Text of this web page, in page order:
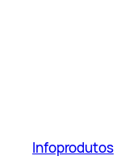
Infoprodutos